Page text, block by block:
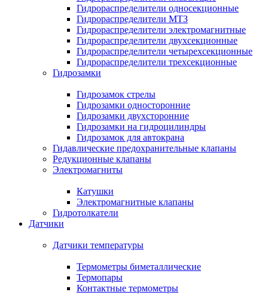
Гидрораспределители односекционные
Гидрораспределители МТЗ
Гидрораспределители электромагнитные
Гидрораспределители двухсекционные
Гидрораспределители четырехсекционные
Гидрораспределители трехсекционные
Гидрозамки
Гидрозамок стрелы
Гидрозамки односторонние
Гидрозамки двухсторонние
Гидрозамки на гидроцилиндры
Гидрозамок для автокрана
Гидавлические предохранительные клапаны
Редукционные клапаны
Электромагниты
Катушки
Электромагнитные клапаны
Гидротолкатели
Датчики
Датчики температуры
Термометры биметаллические
Термопары
Контактные термометры